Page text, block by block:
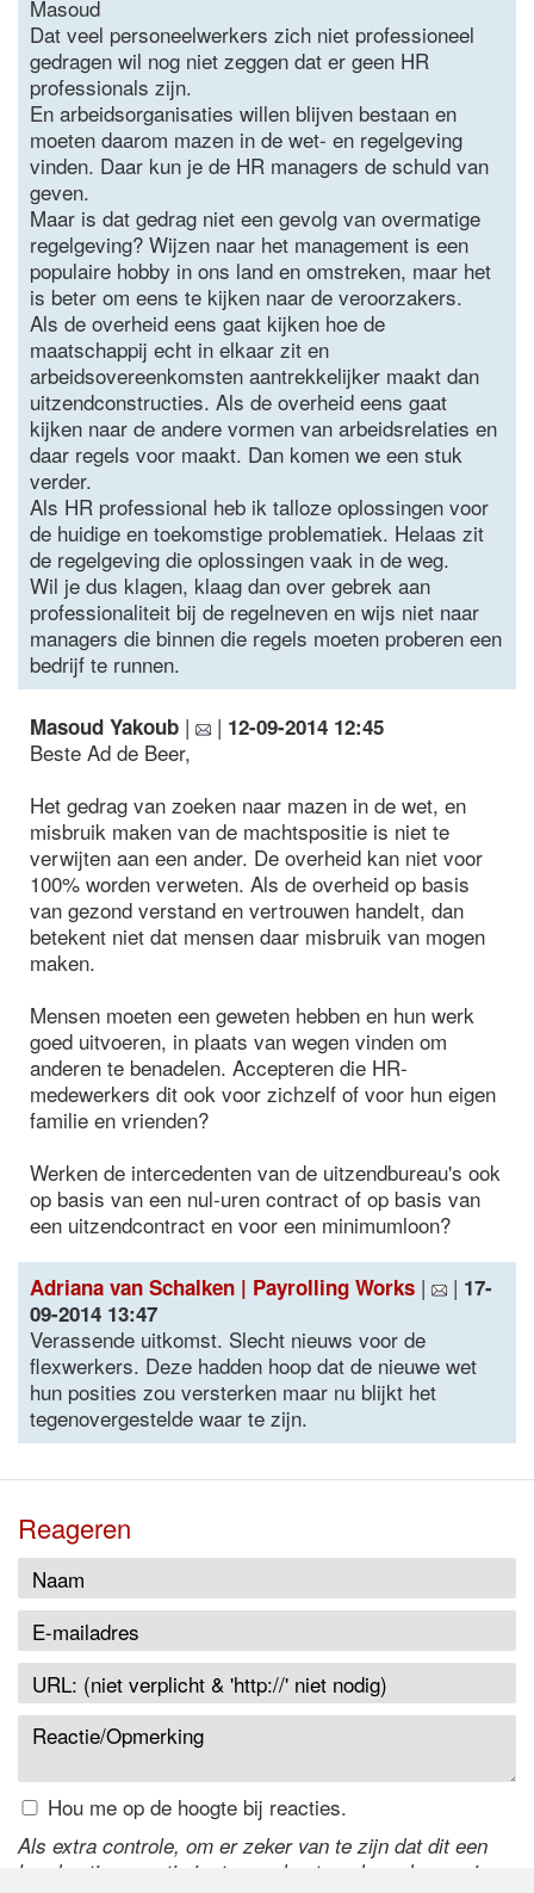
Masoud
Dat veel personeelwerkers zich niet professioneel
gedragen wil nog niet zeggen dat er geen HR
professionals zijn.
En arbeidsorganisaties willen blijven bestaan en
moeten daarom mazen in de wet- en regelgeving
vinden. Daar kun je de HR managers de schuld van
geven.
Maar is dat gedrag niet een gevolg van overmatige
regelgeving? Wijzen naar het management is een
populaire hobby in ons land en omstreken, maar het
is beter om eens te kijken naar de veroorzakers.
Als de overheid eens gaat kijken hoe de
maatschappij echt in elkaar zit en
arbeidsovereenkomsten aantrekkelijker maakt dan
uitzendconstructies. Als de overheid eens gaat
kijken naar de andere vormen van arbeidsrelaties en
daar regels voor maakt. Dan komen we een stuk
verder.
Als HR professional heb ik talloze oplossingen voor
de huidige en toekomstige problematiek. Helaas zit
de regelgeving die oplossingen vaak in de weg.
Wil je dus klagen, klaag dan over gebrek aan
professionaliteit bij de regelneven en wijs niet naar
managers die binnen die regels moeten proberen een
bedrijf te runnen.
Masoud Yakoub | | 12-09-2014 12:45
Beste Ad de Beer,
Het gedrag van zoeken naar mazen in de wet, en
misbruik maken van de machtspositie is niet te
verwijten aan een ander. De overheid kan niet voor
100% worden verweten. Als de overheid op basis
van gezond verstand en vertrouwen handelt, dan
betekent niet dat mensen daar misbruik van mogen
maken.
Mensen moeten een geweten hebben en hun werk
goed uitvoeren, in plaats van wegen vinden om
anderen te benadelen. Accepteren die HR-
medewerkers dit ook voor zichzelf of voor hun eigen
familie en vrienden?
Werken de intercedenten van de uitzendbureau's ook
op basis van een nul-uren contract of op basis van
een uitzendcontract en voor een minimumloon?
Adriana van Schalken | Payrolling Works | | 17-
09-2014 13:47
Verassende uitkomst. Slecht nieuws voor de
flexwerkers. Deze hadden hoop dat de nieuwe wet
hun posities zou versterken maar nu blijkt het
tegenovergestelde waar te zijn.
Reageren
Hou me op de hoogte bij reacties.
Als extra controle, om er zeker van te zijn dat dit een
handmatige reactie is, typ onderstaande code over in